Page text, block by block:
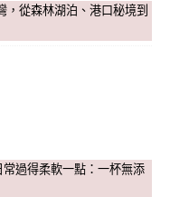
從森林湖泊、港口秘境到
常過得柔軟一點：一杯無添